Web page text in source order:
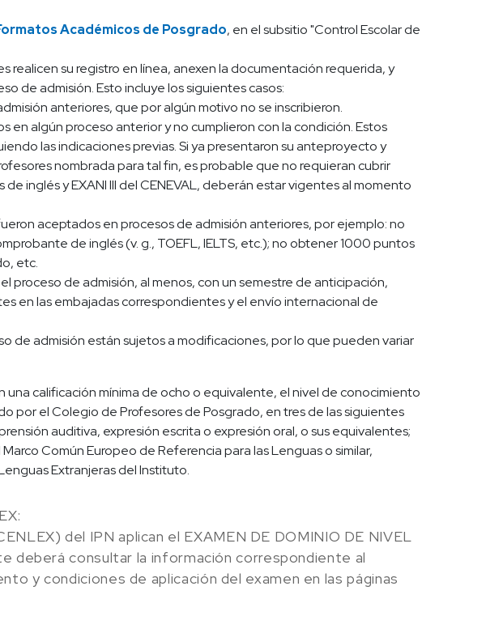
Académicos de Posgrado, en el subsitio "Control Escolar de
realicen su registro en línea, anexen la documentación requerida, y
de admisión. Esto incluye los siguientes casos:
anteriores, que por algún motivo no se inscribieron.
algún proceso anterior y no cumplieron con la condición. Estos
las indicaciones previas. Si ya presentaron su anteproyecto y
nombrada para tal fin, es probable que no requieran cubrir
inglés y EXANI III del CENEVAL, deberán estar vigentes al momento
aceptados en procesos de admisión anteriores, por ejemplo: no
de inglés (v. g., TOEFL, IELTS, etc.); no obtener 1000 puntos
etc.
proceso de admisión, al menos, con un semestre de anticipación,
en las embajadas correspondientes y el envío internacional de
de admisión están sujetos a modificaciones, por lo que pueden variar
una calificación mínima de ocho o equivalente, el nivel de conocimiento
por el Colegio de Profesores de Posgrado, en tres de las siguientes
auditiva, expresión escrita o expresión oral, o sus equivalentes;
Común Europeo de Referencia para las Lenguas o similar,
Extranjeras del Instituto.
del IPN aplican el EXAMEN DE DOMINIO DE NIVEL
deberá consultar la información correspondiente al
y condiciones de aplicación del examen en las páginas